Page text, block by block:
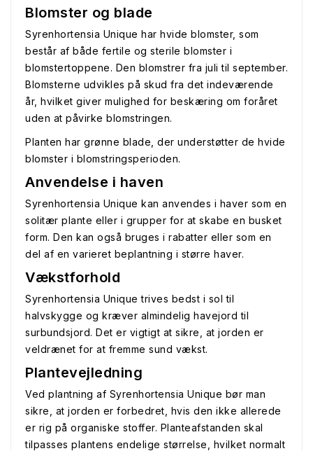
Blomster og blade
Syrenhortensia Unique har hvide blomster, som
består af både fertile og sterile blomster i
blomstertoppene. Den blomstrer fra juli til september.
Blomsterne udvikles på skud fra det indeværende
år, hvilket giver mulighed for beskæring om foråret
uden at påvirke blomstringen.
Planten har grønne blade, der understøtter de hvide
blomster i blomstringsperioden.
Anvendelse i haven
Syrenhortensia Unique kan anvendes i haver som en
solitær plante eller i grupper for at skabe en busket
form. Den kan også bruges i rabatter eller som en
del af en varieret beplantning i større haver.
Vækstforhold
Syrenhortensia Unique trives bedst i sol til
halvskygge og kræver almindelig havejord til
surbundsjord. Det er vigtigt at sikre, at jorden er
veldrænet for at fremme sund vækst.
Plantevejledning
Ved plantning af Syrenhortensia Unique bør man
sikre, at jorden er forbedret, hvis den ikke allerede
er rig på organiske stoffer. Planteafstanden skal
tilpasses plantens endelige størrelse, hvilket normalt